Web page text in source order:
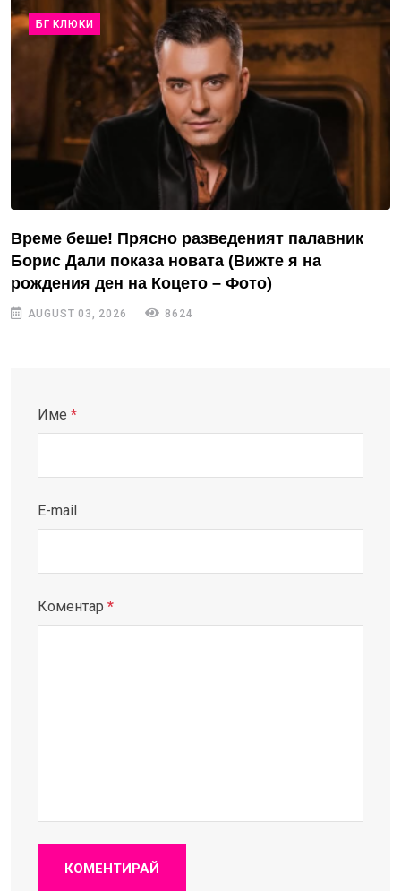
БГ КЛЮКИ
Време беше! Прясно разведеният палавник
Борис Дали показа новата (Вижте я на
рождения ден на Коцето – Фото)
AUGUST 03, 2026 8624
Име *
E-mail
Коментар *
КОМЕНТИРАЙ